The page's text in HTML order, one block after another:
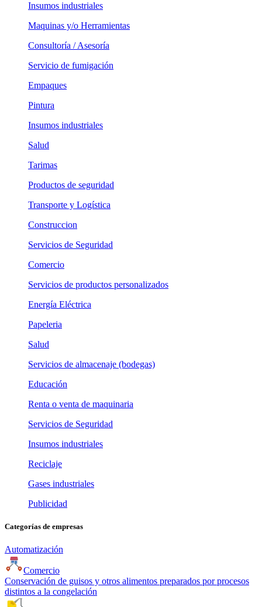
Insumos industriales
Maquinas y/o Herramientas
Consultoría / Asesoría
Servicio de fumigación
Empaques
Pintura
Insumos industriales
Salud
Tarimas
Productos de seguridad
Transporte y Logística
Construccion
Servicios de Seguridad
Comercio
Servicios de productos personalizados
Energía Eléctrica
Papeleria
Salud
Servicios de almacenaje (bodegas)
Educación
Renta o venta de maquinaria
Servicios de Seguridad
Insumos industriales
Reciclaje
Gases industriales
Publicidad
Categorías de empresas
Automatización
Comercio
Conservación de guisos y otros alimentos preparados por procesos
distintos a la congelación